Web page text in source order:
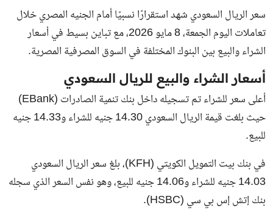
سعر الريال السعودي شهد استقرارًا نسبيًا أمام الجنيه المصري خلال
تعاملات اليوم الجمعة، 8 مايو 2026، مع تباين بسيط في أسعار
الشراء والبيع بين البنوك المختلفة في السوق المصرفية المصرية.
أسعار الشراء والبيع للريال السعودي
أعلى سعر للشراء تم تسجيله داخل بنك تنمية الصادرات (EBank)
حيث بلغت قيمة الريال السعودي 14.30 جنيه للشراء و14.33 جنيه
للبيع.
في بنك بيت التمويل الكويتي (KFH)، بلغ سعر الريال السعودي
14.03 جنيه للشراء و14.06 جنيه للبيع، وهو نفس السعر الذي سجله
بنك إتش إس بي سي (HSBC).